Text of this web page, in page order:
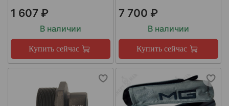
1 607 ₽
В наличии
Купить сейчас
7 700 ₽
В наличии
Купить сейчас